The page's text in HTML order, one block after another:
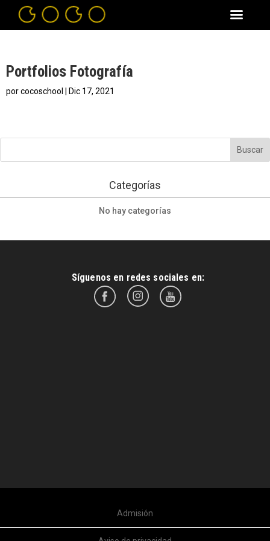
Portfolios Fotografía
porcocoschool Dic 17, 2021
Categorías
No hay categorías
Síguenos en redes sociales en:
Admisión